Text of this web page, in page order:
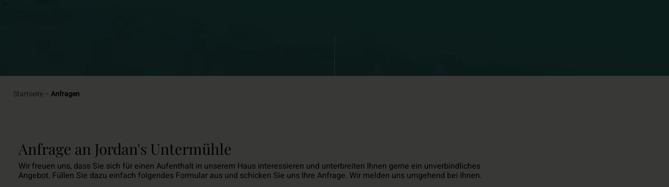
Startseite Anfragen
Anfrage an Jordan's Untermühle
Wir freuen uns, dass Sie sich für einen Aufenthalt in unserem Haus interessieren und unterbreiten Ihnen gerne ein unverbindliches
Angebot. Füllen Sie dazu einfach folgendes Formular aus und schicken Sie uns Ihre Anfrage. Wir melden uns umgehend bei Ihnen.